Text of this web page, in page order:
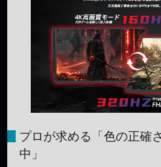
プロが求める「色の正確
中」